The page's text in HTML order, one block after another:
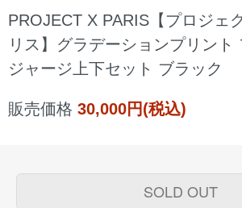
PROJECT X PARIS【プロジェ
リス】グラデーションプリント
ジャージ上下セット ブラック
販売価格 30,000円(税込)
SOLD OUT